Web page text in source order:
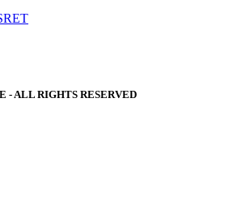
- ALL RIGHTS RESERVED